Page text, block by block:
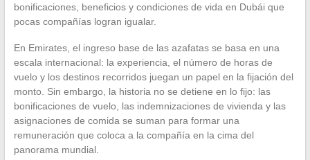
bonificaciones, beneficios y condiciones de vida en Dubái que
pocas compañías logran igualar.
En Emirates, el ingreso base de las azafatas se basa en una
escala internacional: la experiencia, el número de horas de
vuelo y los destinos recorridos juegan un papel en la fijación del
monto. Sin embargo, la historia no se detiene en lo fijo: las
bonificaciones de vuelo, las indemnizaciones de vivienda y las
asignaciones de comida se suman para formar una
remuneración que coloca a la compañía en la cima del
panorama mundial.